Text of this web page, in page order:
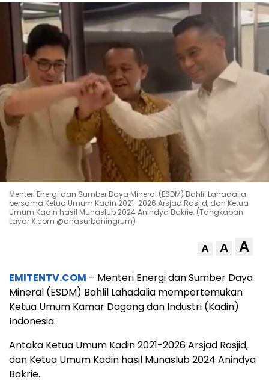
Menteri Energi dan Sumber Daya Mineral (ESDM) Bahlil Lahadalia
bersama Ketua Umum Kadin 2021-2026 Arsjad Rasjid, dan Ketua
Umum Kadin hasil Munaslub 2024 Anindya Bakrie. (Tangkapan
Layar X.com @anasurbaningrum)
A A A
EMITENTV.COM – Menteri Energi dan Sumber Daya
Mineral (ESDM) Bahlil Lahadalia mempertemukan
Ketua Umum Kamar Dagang dan Industri (Kadin)
Indonesia.
Antaka Ketua Umum Kadin 2021-2026 Arsjad Rasjid,
dan Ketua Umum Kadin hasil Munaslub 2024 Anindya
Bakrie.